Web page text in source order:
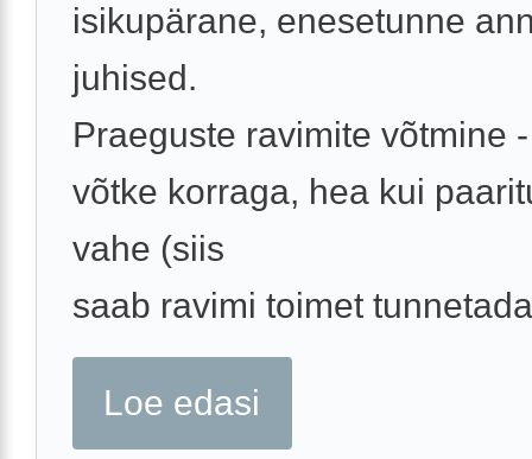
isikupärane, enesetunne
juhised.
Praeguste ravimite võtmine
võtke korraga, hea kui
vahe (siis
saab ravimi toimet
Loe edasi